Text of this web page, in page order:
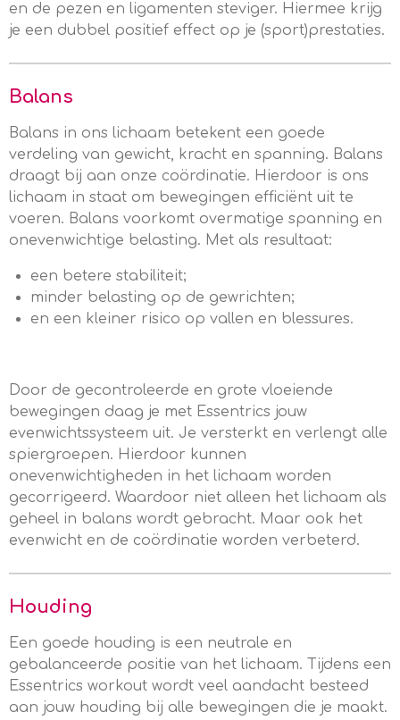
en de pezen en ligamenten steviger. Hiermee krijg
je een dubbel positief effect op je (sport)prestaties.
Balans
Balans in ons lichaam betekent een goede
verdeling van gewicht, kracht en spanning. Balans
draagt bij aan onze coördinatie. Hierdoor is ons
lichaam in staat om bewegingen efficiënt uit te
voeren. Balans voorkomt overmatige spanning en
onevenwichtige belasting. Met als resultaat:
een betere stabiliteit;
minder belasting op de gewrichten;
en een kleiner risico op vallen en blessures.
Door de gecontroleerde en grote vloeiende
bewegingen daag je met Essentrics jouw
evenwichtssysteem uit. Je versterkt en verlengt alle
spiergroepen. Hierdoor kunnen
onevenwichtigheden in het lichaam worden
gecorrigeerd. Waardoor niet alleen het lichaam als
geheel in balans wordt gebracht. Maar ook het
evenwicht en de coördinatie worden verbeterd.
Houding
Een goede houding is een neutrale en
gebalanceerde positie van het lichaam. Tijdens een
Essentrics workout wordt veel aandacht besteed
aan jouw houding bij alle bewegingen die je maakt.